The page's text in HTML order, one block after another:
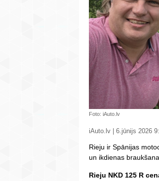
Foto: iAuto.lv
iAuto.lv | 6.jūnijs 2026
Rieju ir Spānijas
un ikdienas
Rieju NKD 125 R